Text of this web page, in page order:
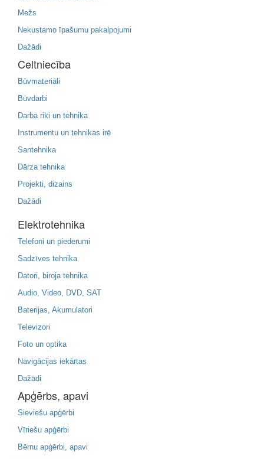
Mežs
Nekustamo īpašumu pakalpojumi
Dažādi
Celtniecība
Būvmateriāli
Būvdarbi
Darba riki un tehnika
Instrumentu un tehnikas irē
Santehnika
Dārza tehnika
Projekti, dizains
Dažādi
Elektrotehnika
Telefoni un piederumi
Sadzīves tehnika
Datori, biroja tehnika
Audio, Video, DVD, SAT
Baterijas, Akumulatori
Televizori
Foto un optika
Navigācijas iekārtas
Dažādi
Apģērbs, apavi
Sieviešu apģērbi
Vīriešu apģērbi
Bērnu apģērbi, apavi